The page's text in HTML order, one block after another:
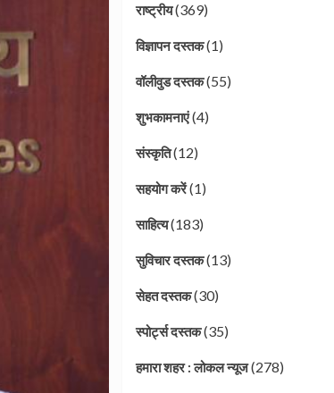
राष्ट्रीय(369)
विज्ञापन दस्तक(1)
वॉलीवुड दस्तक(55)
शुभकामनाएं(4)
संस्कृति(12)
सहयोग करें(1)
साहित्य(183)
सुविचार दस्तक(13)
सेहत दस्तक(30)
स्पोर्ट्स दस्तक(35)
हमारा शहर : लोकल न्यूज(278)